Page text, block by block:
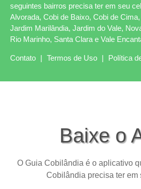
seguintes bairros precisa ter em seu
Alvorada, Cobi de Baixo, Cobi de
Jardim Marilândia, Jardim do Vale,
Rio Marinho, Santa Clara e Vale
Contato | Termos de Uso | Política
Baixe o
O Guia Cobilândia é o aplicativo
Cobilândia precisa ter em